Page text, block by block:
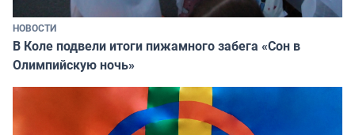
НОВОСТИ
В Коле подвели итоги пижамного забега «Сон в
Олимпийскую ночь»